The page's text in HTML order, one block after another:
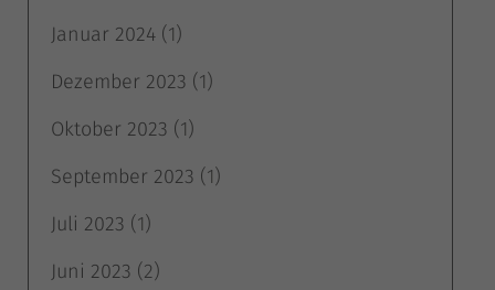
Januar 2024 (1)
Dezember 2023 (1)
Oktober 2023 (1)
September 2023 (1)
Juli 2023 (1)
Juni 2023 (2)